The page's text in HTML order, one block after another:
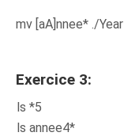
mv [aA]nnee* ./Year
Exercice 3:
ls *5
ls annee4*